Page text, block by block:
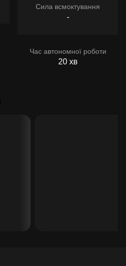
Сила всмоктування
-
Час автономної роботи
20 хв